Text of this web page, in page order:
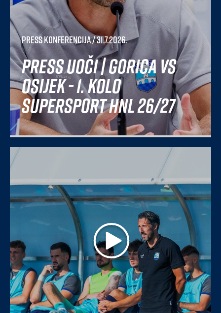
Press konferencija/ 31.7.2026.
Press uoči | Gorica vs
Osijek - 1. kolo
SuperSport HNL 26/27